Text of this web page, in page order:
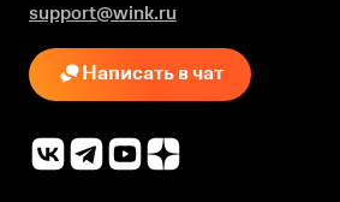
support@wink.ru
Написать в чат